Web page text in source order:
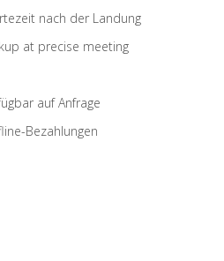
nach der Landung
at precise meeting
auf Anfrage
Bezahlungen